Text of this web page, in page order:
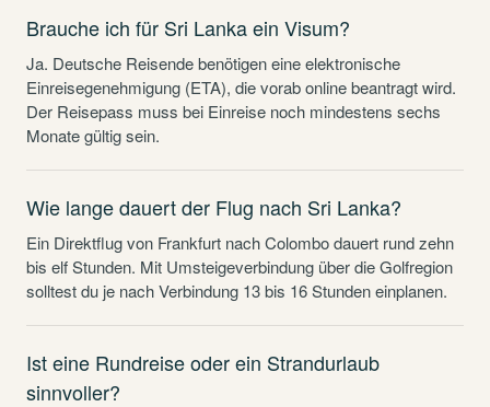
Brauche ich für Sri Lanka ein Visum?
Ja. Deutsche Reisende benötigen eine elektronische
Einreisegenehmigung (ETA), die vorab online beantragt wird.
Der Reisepass muss bei Einreise noch mindestens sechs
Monate gültig sein.
Wie lange dauert der Flug nach Sri Lanka?
Ein Direktflug von Frankfurt nach Colombo dauert rund zehn
bis elf Stunden. Mit Umsteigeverbindung über die Golfregion
solltest du je nach Verbindung 13 bis 16 Stunden einplanen.
Ist eine Rundreise oder ein Strandurlaub
sinnvoller?